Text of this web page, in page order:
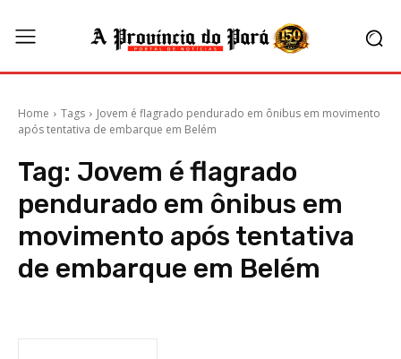
Home Tags
Jovem é flagrado pendurado em ônibus em movimento
após tentativa de embarque em Belém
Tag: Jovem é flagrado
pendurado em ônibus em
movimento após tentativa
de embarque em Belém